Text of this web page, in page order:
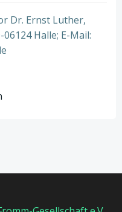
Dr. Ernst Luther,
Halle; E-Mail: